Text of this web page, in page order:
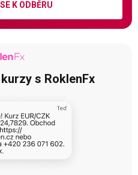
K ODBĚRU
s RoklenFx